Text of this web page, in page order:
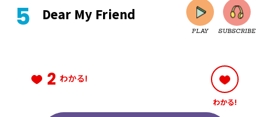
CLOSE
Dear My Friend
PLAY SUBSCRIBE
2 わかる!
わかる!